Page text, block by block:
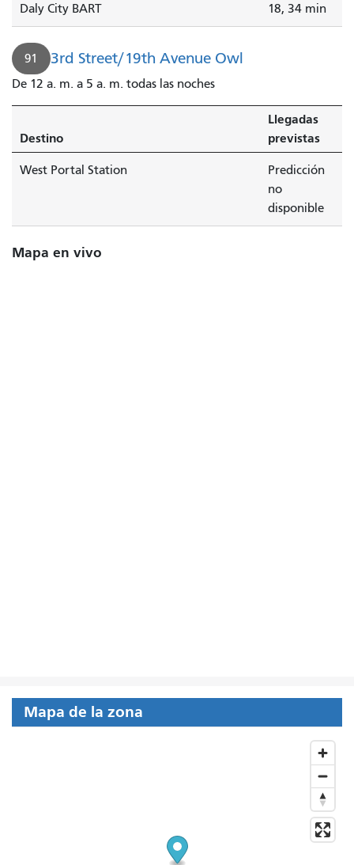
Daly City BART 18, 34 min
91 3rd Street/19th Avenue Owl
De 12 a. m. a 5 a. m. todas las noches
Destino
Llegadas
previstas
West Portal Station
Predicción
no
disponible
Mapa en vivo
Mapa de la zona